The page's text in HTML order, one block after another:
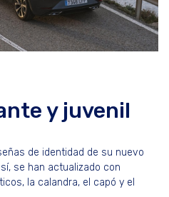
y juvenil
de identidad de su nuevo
se han actualizado con
la calandra, el capó y el